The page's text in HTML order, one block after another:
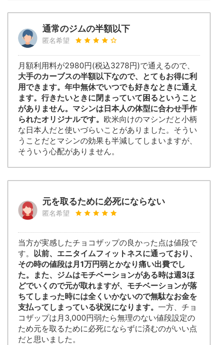
通常のジムの半額以下
匿名希望
月額利用料が2980円(税込3278円)で通えるので、
大手のカーブスの半額以下なので、とてもお得に利
用できます。年中無休でいつでも好きなときに通え
ます。行きたいときに閉まっていて困るということ
がありません。マシンは日本人の体型に合わせ手作
られたオリジナルです。 欧米向けのマシンだと小柄
な日本人だと使いづらいことがありました。そうい
うことだとマシンの効果も半減してしまいますが、
そういう心配がありません。
元を取るために必死にならない
匿名希望
当方が実感したチョコザップの良かった点は値段で
す。 以前、エニタイムフィットネスに通っており、
その時の値段は月1万円弱とかなり痛い出費でし
た。また、ジムはモチベーションがある時は週3ほ
どでいくので元が取れますが、モチベーションが落
ちてしまった時には全くいかないので無駄なお金を
支払ってしまっている状況になります。 一方、チョ
コザップは月3,000円弱たら無理のない値段設定の
ため元を取るために必死にならずに済むのがいい点
だと思いました。